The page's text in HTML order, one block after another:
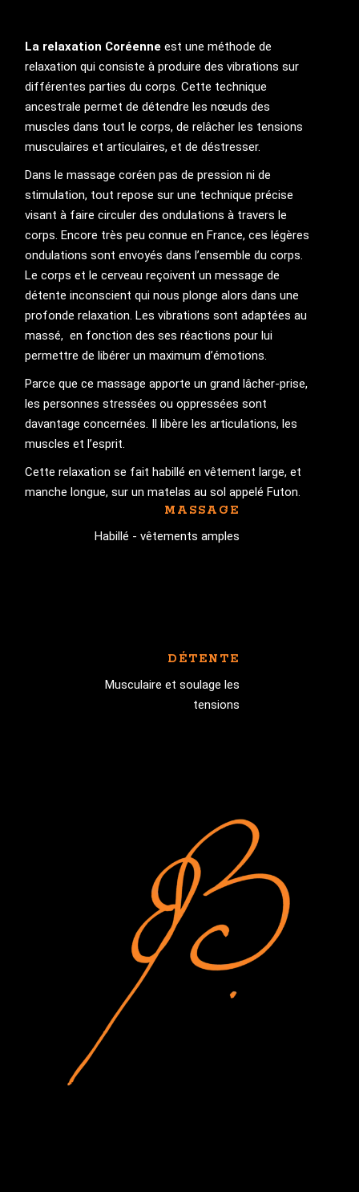
La relaxation Coréenne est une méthode de
relaxation qui consiste à produire des vibrations sur
différentes parties du corps. Cette technique
ancestrale permet de détendre les nœuds des
muscles dans tout le corps, de relâcher les tensions
musculaires et articulaires, et de déstresser.
Dans le massage coréen pas de pression ni de
stimulation, tout repose sur une technique précise
visant à faire circuler des ondulations à travers le
corps. Encore très peu connue en France, ces légères
ondulations sont envoyés dans l’ensemble du corps.
Le corps et le cerveau reçoivent un message de
détente inconscient qui nous plonge alors dans une
profonde relaxation. Les vibrations sont adaptées au
massé, en fonction des ses réactions pour lui
permettre de libérer un maximum d’émotions.
Parce que ce massage apporte un grand lâcher-prise,
les personnes stressées ou oppressées sont
davantage concernées. Il libère les articulations, les
muscles et l’esprit.
Cette relaxation se fait habillé en vêtement large, et
manche longue, sur un matelas au sol appelé Futon.
MASSAGE
Habillé - vêtements amples
DÉTENTE
Musculaire et soulage les
tensions